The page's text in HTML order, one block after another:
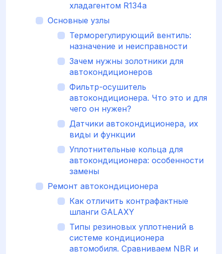
хладагентом R134а
Основные узлы
Терморегулирующий вентиль:
назначение и неисправности
Зачем нужны золотники для
автокондиционеров
Фильтр-осушитель
автокондиционера. Что это и для
чего он нужен?
Датчики автокондиционера, их
виды и функции
Уплотнительные кольца для
автокондиционера: особенности
замены
Ремонт автокондиционера
Как отличить контрафактные
шланги GALAXY
Типы резиновых уплотнений в
системе кондиционера
автомобиля. Сравниваем NBR и